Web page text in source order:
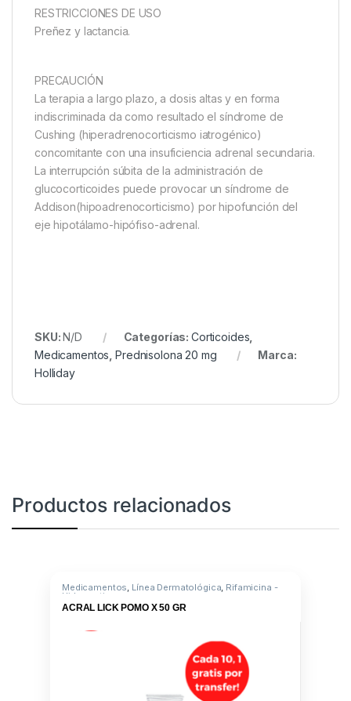
RESTRICCIONES DE USO
Preñez y lactancia.
PRECAUCIÓN
La terapia a largo plazo, a dosis altas y en forma
indiscriminada da como resultado el síndrome de
Cushing (hiperadrenocorticismo iatrogénico)
concomitante con una insuficiencia adrenal secundaria.
La interrupción súbita de la administración de
glucocorticoides puede provocar un síndrome de
Addison(hipoadrenocorticismo) por hipofunción del
eje hipotálamo-hipófiso-adrenal.
SKU:N/D Categorías: Corticoides
Medicamentos ,Prednisolona 20 mg
Marca:
Holliday
Productos relacionados
Medicamentos, Línea Dermatológica, Rifamicina -
Hidrocortisona
ACRAL LICK POMO X 50 GR